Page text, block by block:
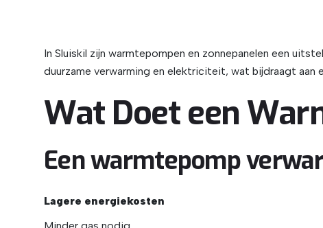
In Sluiskil zijn warmtepompen en zonnepanelen een
duurzame verwarming en elektriciteit, wat bijdraagt
Wat Doet een
Een warmtepomp
Lagere energiekosten